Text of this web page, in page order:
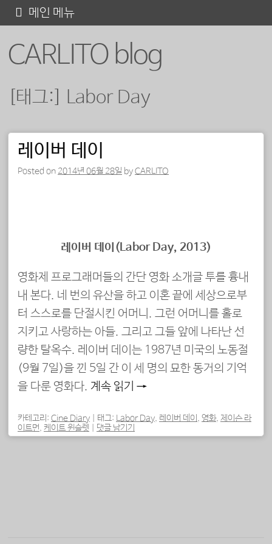
CARLITO blog
메인 메뉴
텐
[태그:] Labor Day
포스트 내비게이션
레이버 데이
Posted on 2014년 06월 28일 byCARLITO
레이버 데이(Labor Day, 2013)
영화제 프로그래머들의 간단 영화 소개글 투를 흉내
내 본다. 네 번의 유산을 하고 이혼 끝에 세상으로부
터 스스로를 단절시킨 어머니. 그런 어머니를 홀로
지키고 사랑하는 아들. 그리고 그들 앞에 나타난 선
량한 탈옥수. 레이버 데이는 1987년 미국의 노동절
(9월 7일)을 낀 5일 간 이 세 명의 묘한 동거의 기억
을 다룬 영화다. 계속 읽기 →
카테고리: Cine Diary 태그: Labor Day, 레이버 데이 , 영화, 제이슨 라
이트먼, 케이트 윈슬렛 댓글 남기기